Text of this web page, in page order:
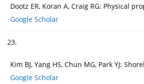
Dootz ER, Koran A, Craig RG: Physical
Google Scholar
23.
Kim BJ, Yang HS, Chun MG, Park YJ:
Google Scholar